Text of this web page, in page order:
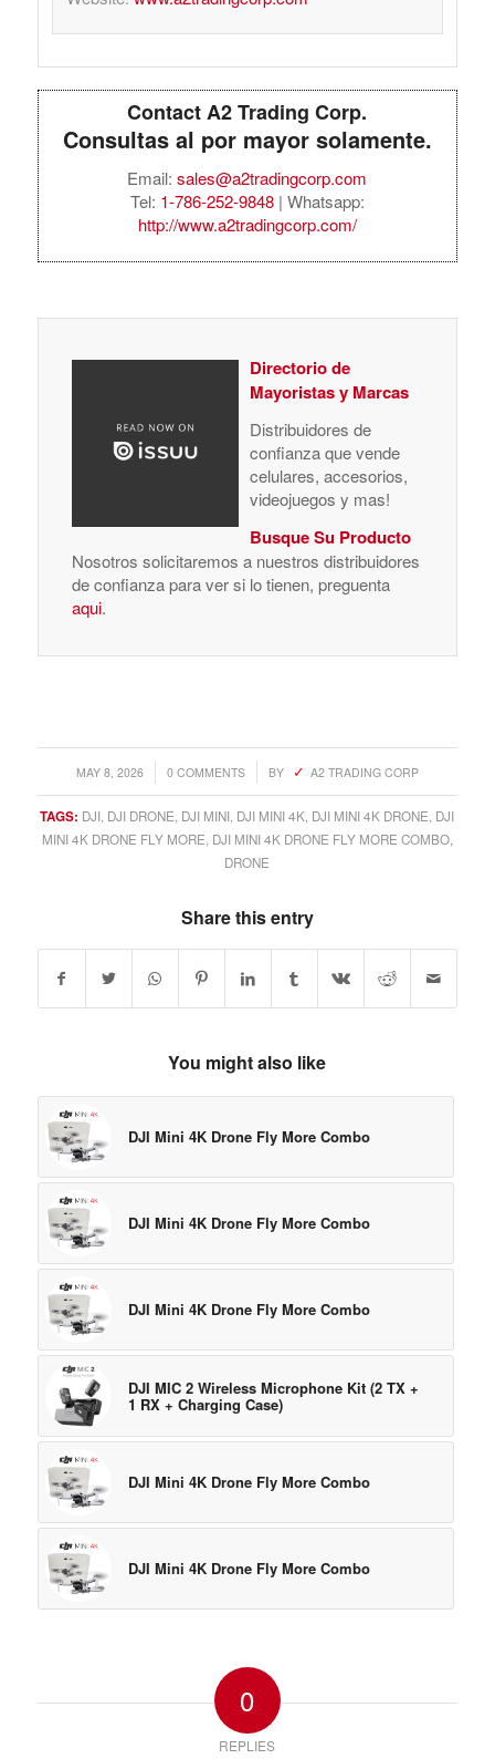
Contact A2 Trading Corp.
Consultas al por mayor solamente.
Email:sales@a2tradingcorp.com
Tel: 1-786-252-9848| Whatsapp:
http://www.a2tradingcorp.com/
Directorio de
Mayoristas y Marcas
Distribuidores de
confianza que vende
celulares, accesorios,
videojuegos y mas!
Busque Su Producto
Nosotros solicitaremos a nuestros distribuidores
de confianza para ver si lo tienen, preguenta
aqui.
MAY 8, 2026
/ 0 COMMENTS
/ BY A2 TRADING CORP
TAGS: DJI DJI DRONE DJI MINI DJI MINI 4K DJI MINI 4K DRONE DJI
MINI 4K DRONE FLY MORE DJI MINI 4K DRONE FLY MORE COMBO,
DRONE
Share this entry
You might also like
DJI Mini 4K Drone Fly More Combo
DJI Mini 4K Drone Fly More Combo
DJI Mini 4K Drone Fly More Combo
DJI MIC 2 Wireless Microphone Kit (2 TX +
1 RX + Charging Case)
DJI Mini 4K Drone Fly More Combo
DJI Mini 4K Drone Fly More Combo
0
REPLIES